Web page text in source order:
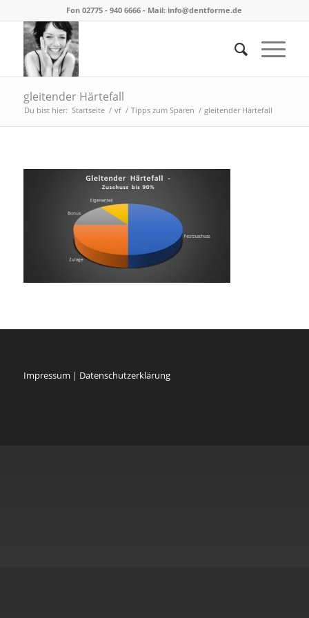
Fon 02775 - 940 6666 - Mail: info@dentforme.de
gleitender Härtefall
Du bist hier: Startseite / vf / Tipps zum Sparen / gleitender Härtefall
Impressum | Datenschutzerklärung